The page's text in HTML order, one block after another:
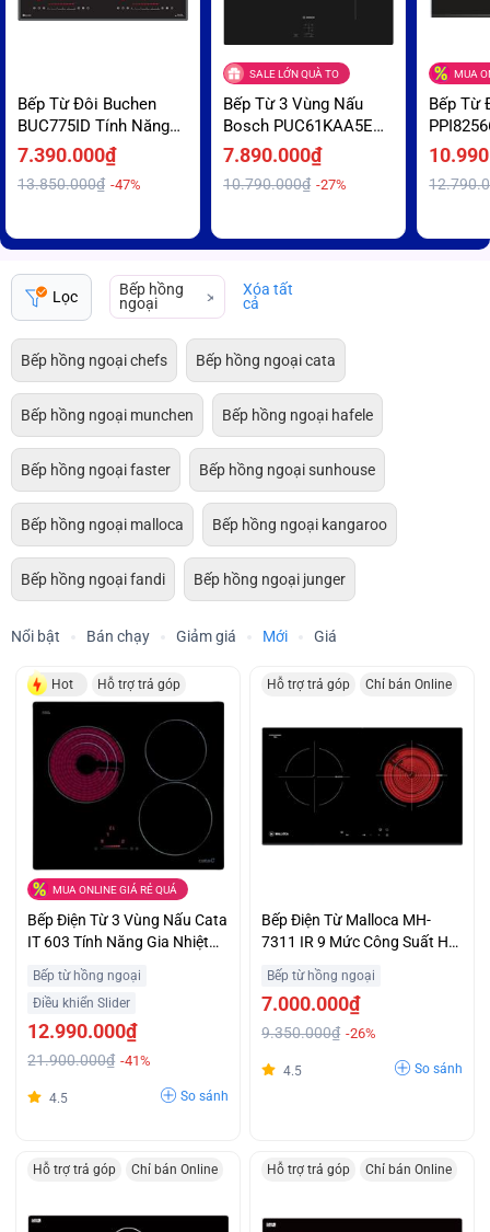
Bếp Từ Đôi Buchen
BUC775ID Tính Năng
Gia Nhiệt Nhanh
Booster Giá Sập Sàn
7.390.000₫
13.850.000₫ -47%
SALE LỚN QUÀ TO
Bếp Từ 3 Vùng Nấu
Bosch PUC61KAA5E
Nấu Nhanh Booster Ưu
7.890.000₫
10.790.000₫ -27%
MUA
Bếp Từ
khiển
Trả Góp
Lọc
Bếp hồng
ngoại
Xóa tất
cả
Bếp hồng ngoại chefs Bếp hồng ngoại cata
Bếp hồng ngoại munchen Bếp hồng ngoại hafele
Bếp hồng ngoại faster Bếp hồng ngoại sunhouse
Bếp hồng ngoại malloca Bếp hồng ngoại kangaroo
Bếp hồng ngoại fandi Bếp hồng ngoại junger
Nổi bật Bán chạy Giảm giá Mới Giá
Hot Hỗ trợ trả góp
MUA ONLINE GIÁ RẺ QUÁ
Bếp Điện Từ 3 Vùng Nấu Cata
IT 603 Tính Năng Gia Nhiệt
Nhanh Booster Khuyễn Mại
Đặc Biệt
Bếp từ hồng ngoại
Điều khiển Slider
12.990.000₫
21.900.000₫ -41%
4.5 So sánh
Hỗ trợ trả góp Chỉ bán Online
Bếp Điện Từ Malloca MH-
7311 IR 9 Mức Công Suất Hỗ
Trợ Trả Góp
Bếp từ hồng ngoại
7.000.000₫
9.350.000₫ -26%
4.5 So sánh
Hỗ trợ trả góp Chỉ bán Online Hỗ trợ trả góp Chỉ bán Online